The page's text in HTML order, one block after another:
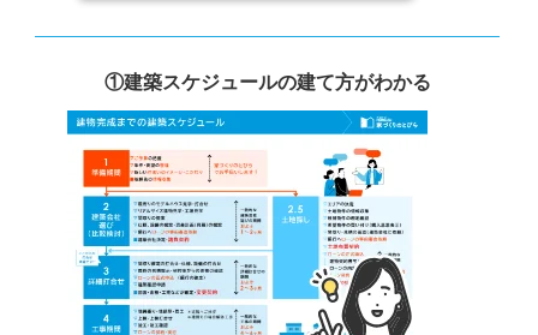
①建築スケジュールの建て方がわかる